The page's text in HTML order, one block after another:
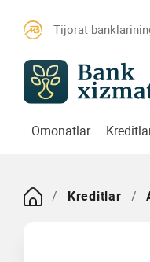
Tijorat
Omonatlar
Kreditlar